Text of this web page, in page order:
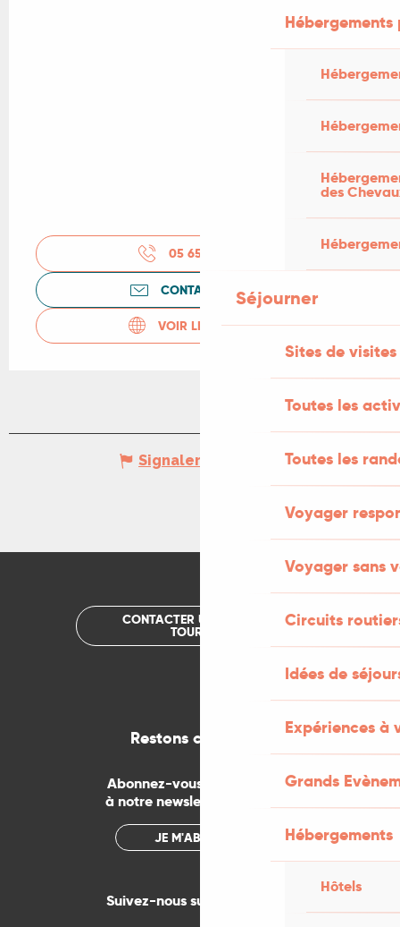
des
Séjourner
Sites de visites
Toutes les
Toutes les
Voyager
Voyager sans
Circuits
Idées de
Expériences à
Grands
Hébergements
Hôtels
05 65 34 30
CONTACTEZ-NOUS
VOIR LES SITES WEB
Signaler une erreur
CONTACTER UN OFFICE DE
TOURISME
Restons connectés
Abonnez-vous gratuitement
à notre newsletter mensuelle
JE M'ABONNE
Suivez-nous sur les réseaux !